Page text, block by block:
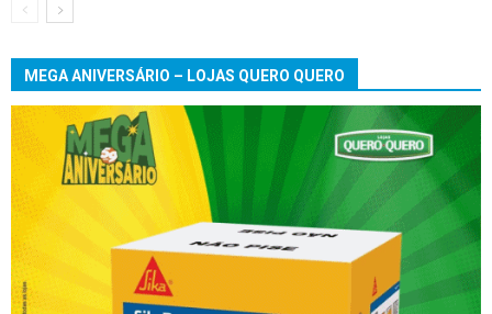
MEGA ANIVERSÁRIO – LOJAS QUERO QUERO